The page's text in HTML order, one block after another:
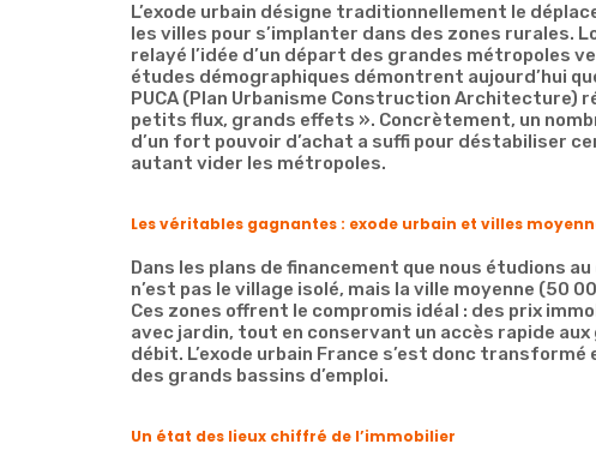
L’exode urbain désigne traditionnellement le
les villes pour s’implanter dans des zones rurales.
relayé l’idée d’un départ des grandes métropoles
études démographiques démontrent aujourd’hui
PUCA (Plan Urbanisme Construction
petits flux, grands effets ». Concrètement, un
d’un fort pouvoir d’achat a suffi pour déstabiliser
autant vider les métropoles.
Les véritables gagnantes : exode urbain et villes
Dans les plans de financement que nous étudions
n’est pas le village isolé, mais la ville moyenne (50
Ces zones offrent le compromis idéal : des prix
avec jardin, tout en conservant un accès rapide
débit. L’exode urbain France s’est donc
des grands bassins d’emploi.
Un état des lieux chiffré de l’immobilier